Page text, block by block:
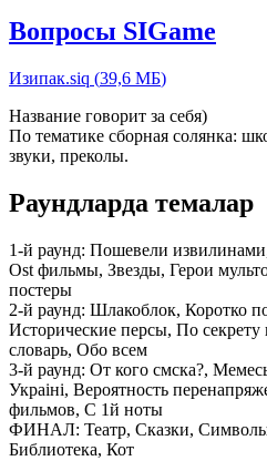
Вопросы SIGame
Изипак.siq (39,6 МБ)
Название говорит за себя)
По тематике сборная солянка:
звуки, преколы.
Раундларда темалар
1-й раунд: Пошевели
Ost фильмы, Звезды, Герои
постеры
2-й раунд: Шлакоблок, Коротко
Исторические персы, По
словарь, Обо всем
3-й раунд: От кого смска?,
Украiнi, Вероятность
фильмов, С 1й ноты
ФИНАЛ: Театр, Сказки,
Библиотека, Кот